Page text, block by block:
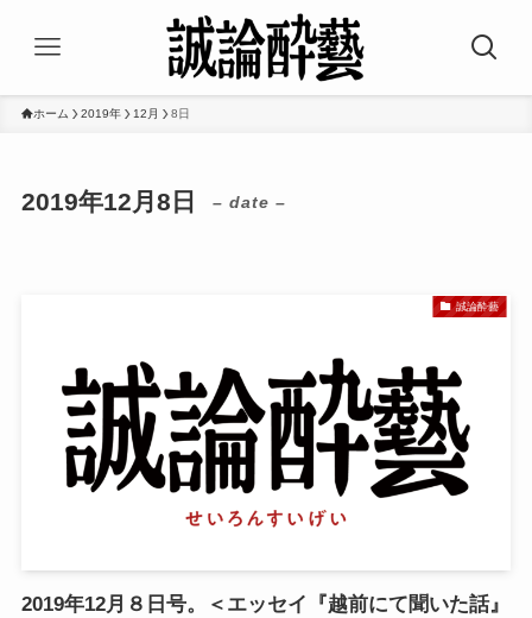
ホーム 2019年 12月 8日
2019年12月8日 – date –
誠論酔藝
2019年12月８日号。＜エッセイ『越前にて聞いた話』